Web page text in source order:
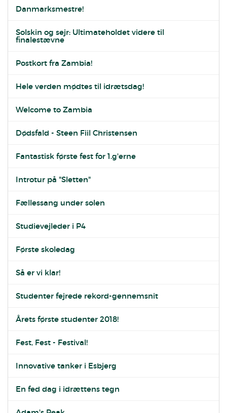
Danmarksmestre!
Solskin og sejr: Ultimateholdet videre til
finalestævne
Postkort fra Zambia!
Hele verden mødtes til idrætsdag!
Welcome to Zambia
Dødsfald - Steen Fiil Christensen
Fantastisk første fest for 1.g'erne
Introtur på "Sletten"
Fællessang under solen
Studievejleder i P4
Første skoledag
Så er vi klar!
Studenter fejrede rekord-gennemsnit
Årets første studenter 2018!
Fest, Fest - Festival!
Innovative tanker i Esbjerg
En fed dag i idrættens tegn